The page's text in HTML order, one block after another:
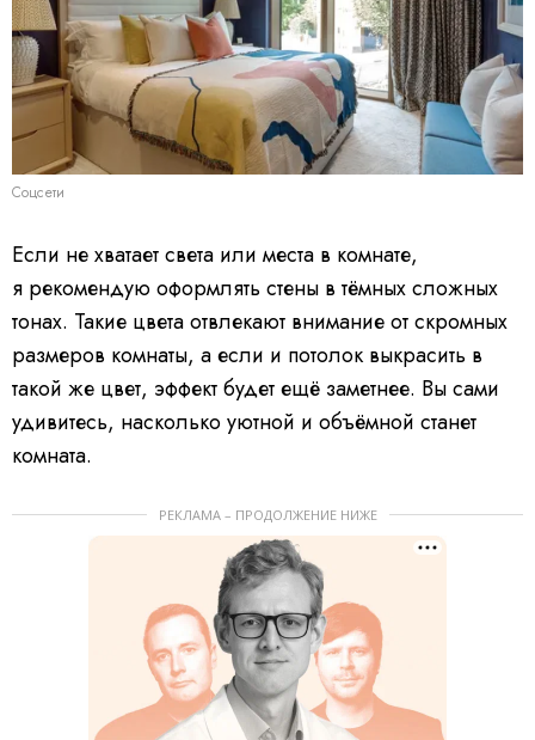
Соцсети
Если не хватает света или места в комнате,
я рекомендую оформлять стены в тёмных сложных
тонах. Такие цвета отвлекают внимание от скромных
размеров комнаты, а если и потолок выкрасить в
такой же цвет, эффект будет ещё заметнее. Вы сами
удивитесь, насколько уютной и объёмной станет
комната.
РЕКЛАМА – ПРОДОЛЖЕНИЕ НИЖЕ